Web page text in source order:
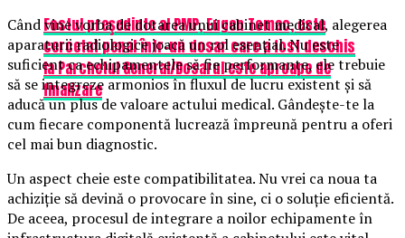
Fostul preşedinte al PMP, Eugen Tomac, este
cercetat penal într-un dosar care a fost deschis
la Parchetul General/Dosarul este aproape de
finalizare
Când vine vorba de dotarea unui cabinet medical, alegerea
aparaturii radiologice joacă un rol esențial. Nu este
suficient ca echipamentele să fie performante, ele trebuie
să se integreze armonios în fluxul de lucru existent și să
aducă un plus de valoare actului medical. Gândește-te la
cum fiecare componentă lucrează împreună pentru a oferi
cel mai bun diagnostic.
Un aspect cheie este compatibilitatea. Nu vrei ca noua ta
achiziție să devină o provocare în sine, ci o soluție eficientă.
De aceea, procesul de integrare a noilor echipamente în